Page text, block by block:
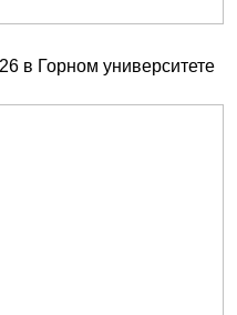
в Горном университете